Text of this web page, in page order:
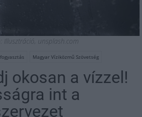
Illusztráció, unsplash.com
Magyar Víziközmű Szövetség
okosan a vízzel!
int a